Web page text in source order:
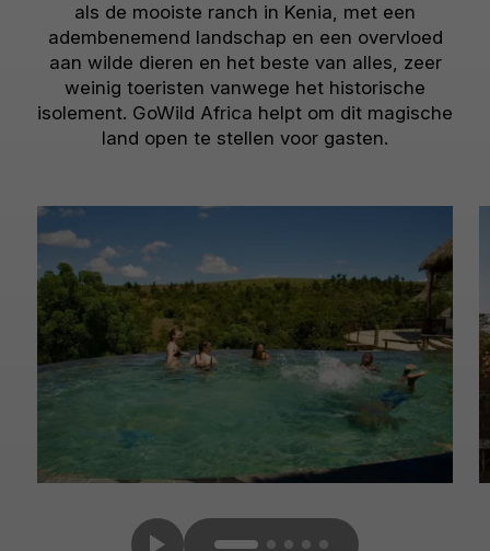
als de mooiste ranch in Kenia, met een
adembenemend landschap en een overvloed
aan wilde dieren en het beste van alles, zeer
weinig toeristen vanwege het historische
isolement. GoWild Africa helpt om dit magische
land open te stellen voor gasten.